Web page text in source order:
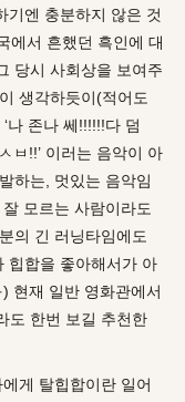
기엔 충분하지 않은 것
에서 흔했던 흑인에 대
당시 사회상을 보여주
생각하듯이(적어도
나 존나 쎄!!!!!!다 덤
ㅂ!!’ 이러는 음악이 아
하는, 멋있는 음악임
모르는 사람이라도
의 긴 러닝타임에도
힙합을 좋아해서가 아
현재 일반 영화관에서
도 한번 보길 추천한
게 탈힙합이란 일어